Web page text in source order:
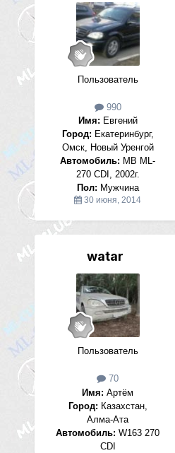
Пользователь
990
Имя: Евгений
Город: Екатеринбург,
Омск, Новый Уренгой
Автомобиль: MB ML-
270 CDI, 2002г.
Пол: Мужчина
30 июня, 2014
watar
Пользователь
70
Имя: Артём
Город: Казахстан,
Алма-Ата
Автомобиль: W163 270
CDI